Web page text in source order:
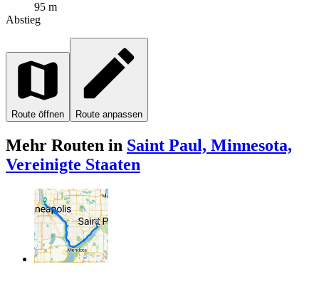
95 m
Abstieg
Route öffnen Route anpassen
Mehr Routen in Saint Paul, Minnesota,
Vereinigte Staaten